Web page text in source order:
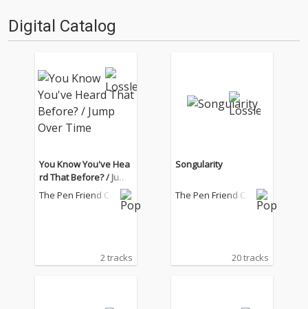
トリビューションを行ってい
る、約10万タ…
こちらには…
Digital Catalog
You Know You've Hea
rd That Before? / Jump
Over Time
The Pen Friend Clu
2 tracks
Songularity
The Pen Friend Clu
20 tracks